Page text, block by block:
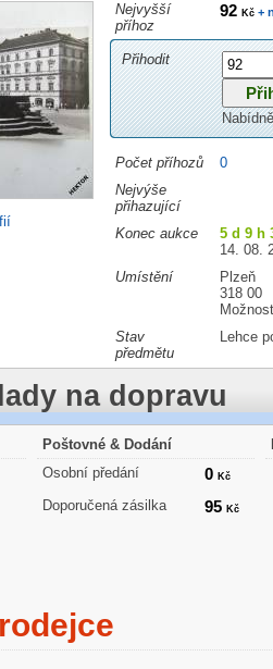
Nejvyšší
příhoz
92 Kč+
Přihodit
Počet příhozů
0
Nejvýše
přihazující
Konec aukce
5 d 9 h
14. 08.
Umístění
Plzeň
318 00
Stav
předmětu
Lehce
na dopravu
Poštovné & Dodání
Osobní předání
0 Kč
Doporučená zásilka 95 Kč